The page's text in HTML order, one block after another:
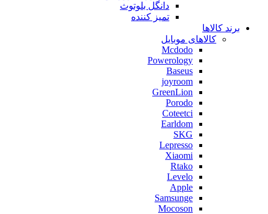
دانگل بلوتوث
تمیز کننده
برند کالاها
کالاهای موبایل
Mcdodo
Powerology
Baseus
joyroom
GreenLion
Porodo
Coteetci
Earldom
SKG
Lepresso
Xiaomi
Rtako
Levelo
Apple
Samsunge
Mocoson